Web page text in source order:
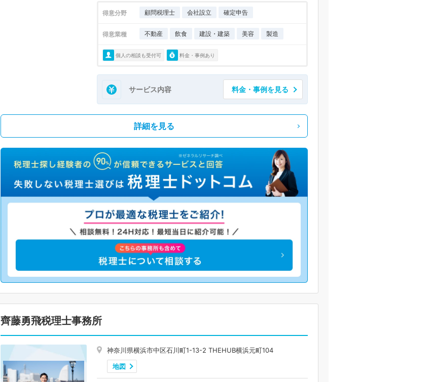
得意分野 顧問税理士 会社設立 確定申告
得意業種 不動産 飲食 建設・建築 美容 製造
個人の相談も受付可 料金・事例あり
サービス内容 料金・事例を見る
詳細を見る
齊藤勇飛税理士事務所
神奈川県横浜市中区石川町1-13-2 THEHUB横浜元町104
地図